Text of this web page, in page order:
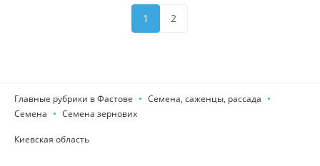
1 2
Главные рубрики в Фастове
Семена, саженцы, рассада
Семена
Семена зернових
Киевская область